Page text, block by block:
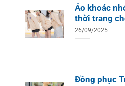
Áo khoác
thời trang
26/09/2025
Đồng phục